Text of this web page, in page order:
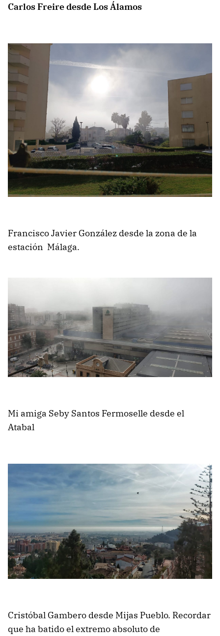
Carlos Freire desde Los Álamos
Francisco Javier González desde la zona de la
estación Málaga.
Mi amiga Seby Santos Fermoselle desde el
Atabal
Cristóbal Gambero desde Mijas Pueblo. Recordar
que ha batido el extremo absoluto de